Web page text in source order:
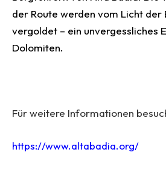
der Route werden vom Licht der
vergoldet – ein unvergessliches
Dolomiten.
Für weitere Informationen
https://www.altabadia.org/